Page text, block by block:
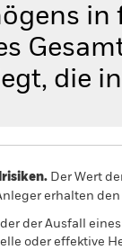
die
Der Wert
erhalten
der Ausfall
oder effektive